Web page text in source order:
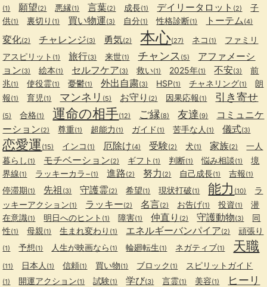
(1) 願望(2) 悪縁(1) 言葉(2) 成長(1) デイリータロット (2)
子
供(1) 裏切り (1) 買い物運(3) 自分(1) 性格診断(1) トーテム (4)
変化(2) チャレンジ(3) 勇気(2) 本心(27) ネコ (1)
ファミリ
アスピリット (1) 旅行(3) 来世(1) チャンス (5)
アファメーシ
ョン(3) 絵本(1) セルフケア(3) 救い(1) 2025年(1) 不安(3)
前
兆(1) 使役霊(1) 憂鬱(1) 外出自粛(3) HSP(1) チャネリング(1)
朗
報(1) 育児 (1) マンネリ (5) お守り (2) 因果応報(1) 引き寄せ
(5) 合格(1) 運命の相手(12) ご縁(8) 友達 (9)
コミュニケ
ーション(2) 尊重(1) 超能力 (1) ガイド (1) 苦手な人 (1) 儀式(3)
恋愛運 (15) インコ (1) 厄除け(4) 受験(2) 犬(1) 家族(2)
一人
暮らし (1) モチベーション(2) ギフト (1) 判断(1) 悩み相談(1)
境
界線(1) ラッキーカラ−(1) 進路(2) 努力 (2) 自己成長(1) 吉報(1)
停滞期(1) 先祖 (3) 守護霊(2) 希望(1) 現状打破(1) 能力 (10)
ラ
ッキーアクション(1) ラッキー(2) 名言(2) お告げ(1) 投資(1)
潜
在意識(1) 明日へのヒント (1) 障害(1) 仲直り (2) 守護動物(3)
同
性(1) 母親(1) 生まれ変わり (1) エネルギーバンパイア(2) 頑張り
(1) 予想(1) 人生が映画なら (1) 輪廻転生(1) ネガティブ(1) 天職
(11) 日本人 (1) 信頼(1) 買い物(1) ブロック (1) スピリットガイド
(1) 開運アクション(1) 試験(1) 学び(3) 言霊(1) 美容(1)
ヒーリ